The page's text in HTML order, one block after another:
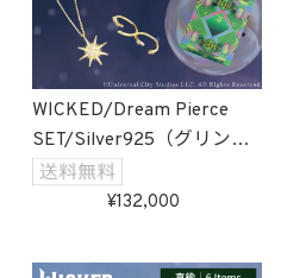
WICKED/Dream Pierce
SET/Silver925（グリン
ダ）受注生産
132,000